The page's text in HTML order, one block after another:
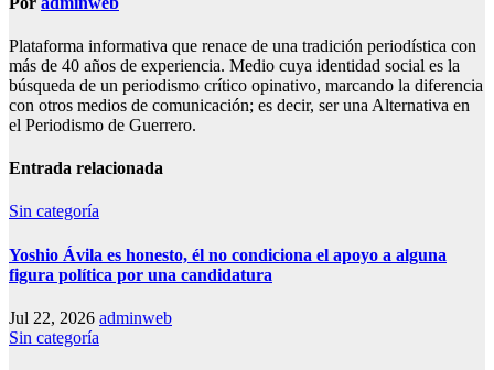
Plataforma informativa que renace de una tradición periodística con
más de 40 años de experiencia. Medio cuya identidad social es la
búsqueda de un periodismo crítico opinativo, marcando la diferencia
con otros medios de comunicación; es decir, ser una Alternativa en
el Periodismo de Guerrero.
Entrada relacionada
Sin categoría
Yoshio Ávila es honesto, él no condiciona el apoyo a alguna
figura política por una candidatura
Jul 22, 2026 adminweb
Sin categoría